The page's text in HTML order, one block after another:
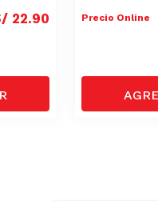
22.90 Precio Online